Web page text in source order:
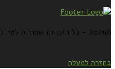
@2021 - כל הזכויות שמורות למירב גביש | ביצוע
בחזרה למעלה